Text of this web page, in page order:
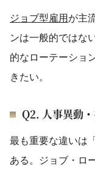
ジョブ型雇用 が主
ンは一般的ではな
的なローテーショ
きたい。
Q2. 人事異動
最も重要な違いは
ある。ジョブ・ロ